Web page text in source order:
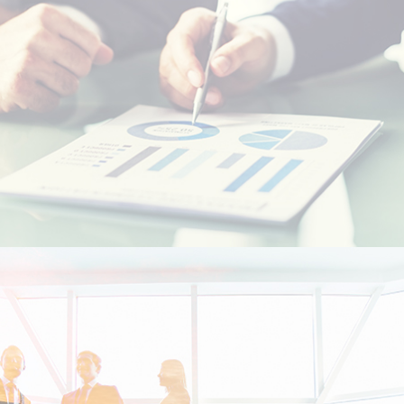
Etudiants Marocains à l'étranger
Marocains Résidents à l’Etranger